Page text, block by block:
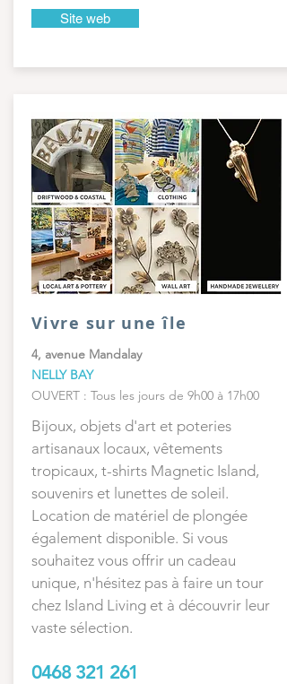
Site web
Vivre sur une île
4, avenue Mandalay
NELLY BAY
OUVERT : Tous les jours de 9h00 à 17h00
Bijoux, objets d'art et poteries
artisanaux locaux, vêtements
tropicaux, t-shirts Magnetic Island,
souvenirs et lunettes de soleil.
Location de matériel de plongée
également disponible. Si vous
souhaitez vous offrir un cadeau
unique, n'hésitez pas à faire un tour
chez Island Living et à découvrir leur
vaste sélection.
0468 321 261